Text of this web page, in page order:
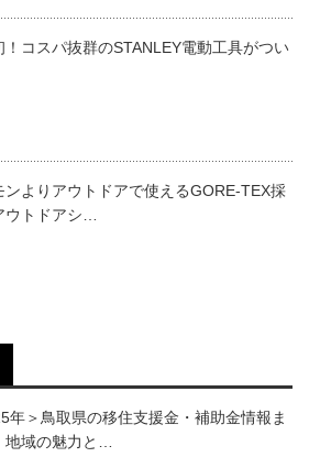
！コスパ抜群のSTANLEY電動工具がつい
ンよりアウトドアで使えるGORE-TEX採
ウトドアシ…
年＞鳥取県の移住支援金・補助金情報ま
地域の魅力と…